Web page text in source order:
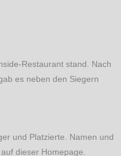
Restaurant stand. Nach
es neben den Siegern
und Platzierte. Namen und
dieser Homepage.